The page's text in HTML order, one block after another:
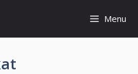
Menu